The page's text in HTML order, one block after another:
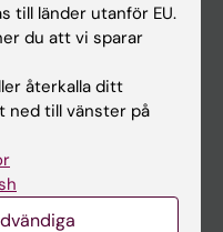
till länder utanför EU.
du att vi sparar
återkalla ditt
ned till vänster på